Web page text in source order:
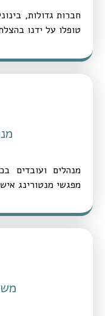
חברות גדולות,
טופלו על ידנו בהצלחה
מנהלים ועובדים
מפגשי מנטורינג